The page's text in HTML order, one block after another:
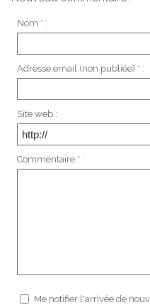
Nom * :
Adresse email (non publiée) * :
Site web :
Commentaire * :
Me notifier l'arrivée de